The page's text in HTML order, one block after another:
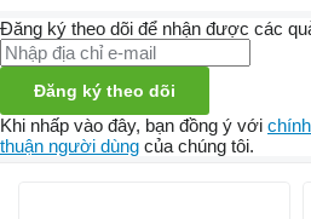
Đăng ký theo dõi để nhận được các
Đăng ký theo dõi
Khi nhấp vào đây, bạn đồng ý với
thuận người dùng của chúng tôi.